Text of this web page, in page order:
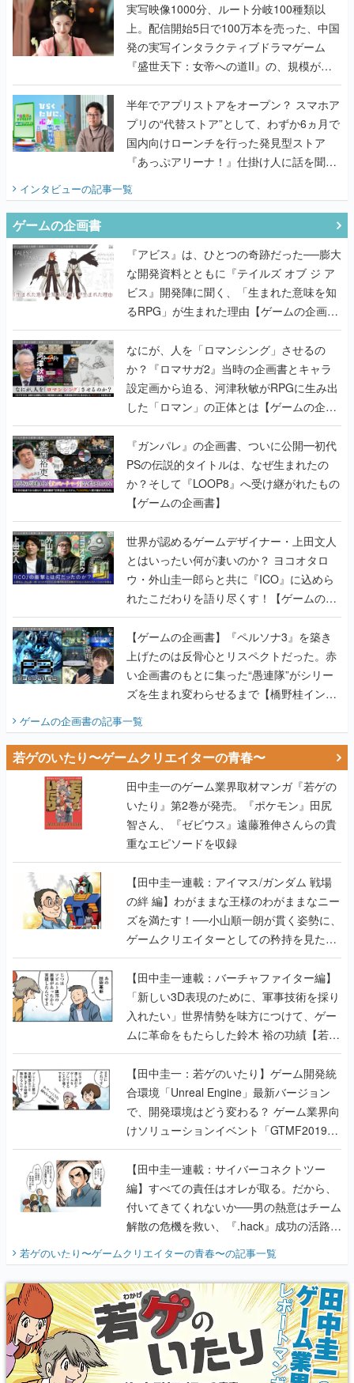
んだレジェンド2人に訊く開発秘話
実写映像1000分、ルート分岐100種類以
上。配信開始5日で100万本を売った、中国
発の実写インタラクティブドラマゲーム
『盛世天下：女帝への道II』の、規模が違
うこだわりをプロデューサーに聞いた
半年でアプリストアをオープン？ スマホア
プリの“代替ストア”として、わずか6ヵ月で
国内向けローンチを行った発見型ストア
『あっぷアリーナ！』仕掛け人に話を聞い
インタビューの記事一覧
ゲームの企画書
『アビス』は、ひとつの奇跡だった──膨大
な開発資料とともに『テイルズ オブ ジ ア
ビス』開発陣に聞く、「生まれた意味を知
るRPG」が生まれた理由【ゲームの企画
書】
なにが、人を「ロマンシング」させるの
か？『ロマサガ2』当時の企画書とキャラ
設定画から迫る、河津秋敏がRPGに生み出
した「ロマン」の正体とは【ゲームの企画
書】
『ガンパレ』の企画書、ついに公開━初代
PSの伝説的タイトルは、なぜ生まれたの
か？そして『LOOP8』へ受け継がれたもの
【ゲームの企画書】
世界が認めるゲームデザイナー・上田文人
とはいったい何が凄いのか？ ヨコオタロ
ウ・外山圭一郎らと共に『ICO』に込めら
れたこだわりを語り尽くす！【ゲームの企
画書】
【ゲームの企画書】『ペルソナ3』を築き
上げたのは反骨心とリスペクトだった。赤
い企画書のもとに集った“愚連隊”がシリー
ズを生まれ変わらせるまで【橋野桂インタ
ゲームの企画書の記事一覧
若ゲのいたり〜ゲームクリエイターの青春〜
田中圭一のゲーム業界取材マンガ『若ゲの
いたり』第2巻が発売。『ポケモン』田尻
智さん、『ゼビウス』遠藤雅伸さんらの貴
重なエピソードを収録
【田中圭一連載：アイマス/ガンダム 戦場
の絆 編】わがままな王様のわがままなニー
ズを満たす！──小山順一朗が貫く姿勢に、
ゲームクリエイターとしての矜持を見た
【若ゲのいたり最終回】
【田中圭一連載：バーチャファイター編】
「新しい3D表現のために、軍事技術を採り
入れたい」世界情勢を味方につけて、ゲー
ムに革命をもたらした鈴木 裕の功績【若ゲ
のいたり】
【田中圭一：若ゲのいたり】ゲーム開発統
合環境「Unreal Engine」最新バージョン
で、開発環境はどう変わる？ ゲーム業界向
けソリューションイベント「GTMF2019」
に行って、より理解を深めよう【PR】
【田中圭一連載：サイバーコネクトツー
編】すべての責任はオレが取る。だから、
付いてきてくれないか──男の熱意はチーム
解散の危機を救い、『.hack』成功の活路を
『少年ジャンプ』色だった【若ゲのいた
り】
若ゲのいたり〜ゲームクリエイターの青春〜の記事一覧